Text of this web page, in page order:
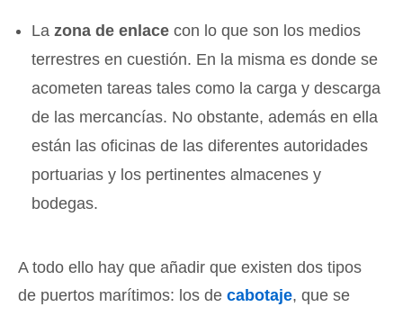
La zona de enlace con lo que son los medios
terrestres en cuestión. En la misma es donde se
acometen tareas tales como la carga y descarga
de las mercancías. No obstante, además en ella
están las oficinas de las diferentes autoridades
portuarias y los pertinentes almacenes y
bodegas.
A todo ello hay que añadir que existen dos tipos
de puertos marítimos: los de cabotaje, que se